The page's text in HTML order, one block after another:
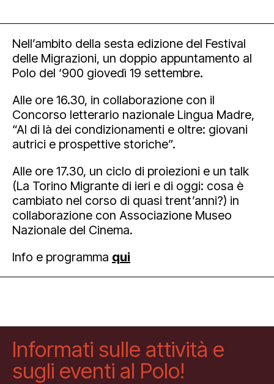
Nell’ambito della sesta edizione del Festival
delle Migrazioni, un doppio appuntamento al
Polo del ‘900 giovedì 19 settembre.
Alle ore 16.30, in collaborazione con il
Concorso letterario nazionale Lingua Madre,
“Al di là dei condizionamenti e oltre: giovani
autrici e prospettive storiche”.
Alle ore 17.30, un ciclo di proiezioni e un talk
(La Torino Migrante di ieri e di oggi: cosa è
cambiato nel corso di quasi trent’anni?) in
collaborazione con Associazione Museo
Nazionale del Cinema.
Info e programma qui
Informati sulle attività e
sugli eventi al Polo!